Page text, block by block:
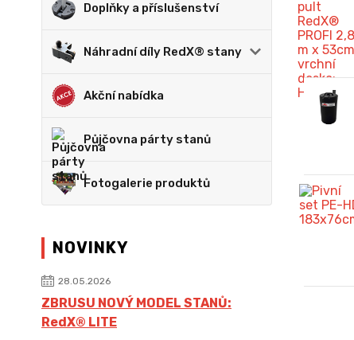
Doplňky a příslušenství
Náhradní díly RedX® stany
Akční nabídka
Půjčovna párty stanů
Fotogalerie produktů
NOVINKY
28.05.2026
ZBRUSU NOVÝ MODEL STANŮ:
RedX® LITE